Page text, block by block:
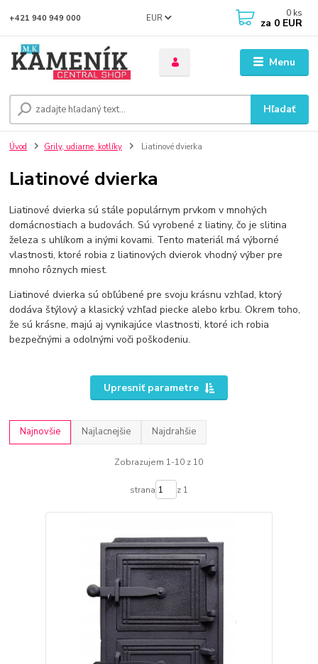
Menu
EUR
Hľadať
+421 940 949 000 0 ks
za 0 EUR
Úvod Grily, udiarne, kotlíky Liatinové dvierka
Liatinové dvierka
Liatinové dvierka sú stále populárnym prvkom v mnohých
domácnostiach a budovách. Sú vyrobené z liatiny, čo je slitina
železa s uhlíkom a inými kovami. Tento materiál má výborné
vlastnosti, ktoré robia z liatinových dvierok vhodný výber pre
mnoho rôznych miest.
Liatinové dvierka sú obľúbené pre svoju krásnu vzhľad, ktorý
dodáva štýlový a klasický vzhľad piecke alebo krbu. Okrem toho,
že sú krásne, majú aj vynikajúce vlastnosti, ktoré ich robia
bezpečnými a odolnými voči poškodeniu.
Upresniť parametre
Najnovšie Najlacnejšie Najdrahšie
Zobrazujem 1-10 z 10
strana z 1